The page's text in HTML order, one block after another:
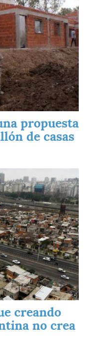
propuesta
de casas
creando
no crea